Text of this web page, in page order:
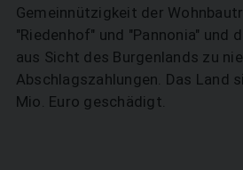
Gemeinnützigkeit der
"Riedenhof" und "Pannonia" und
aus Sicht des Burgenlands zu
Abschlagszahlungen. Das Land
Mio. Euro geschädigt.